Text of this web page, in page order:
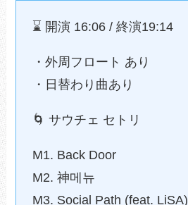
⌛️ 開演 16:06 / 終演19:14
・外周フロート あり
・日替わり曲あり
🌀 サウチェ セトリ
M1. Back Door
M2. 神메뉴
M3. Social Path (feat. LiSA)